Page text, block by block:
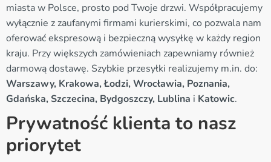
miasta w Polsce, prosto pod Twoje drzwi. Współpracujemy
wyłącznie z zaufanymi firmami kurierskimi, co pozwala nam
oferować ekspresową i bezpieczną wysyłkę w każdy region
kraju. Przy większych zamówieniach zapewniamy również
darmową dostawę. Szybkie przesyłki realizujemy m.in. do:
Warszawy, Krakowa, Łodzi, Wrocławia, Poznania,
Gdańska, Szczecina, Bydgoszczy, Lublina i Katowic.
Prywatność klienta to nasz
priorytet